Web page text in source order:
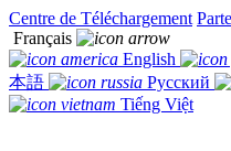
Centre de Téléchargement
Français
English
本語
Русский
Tiếng Việt